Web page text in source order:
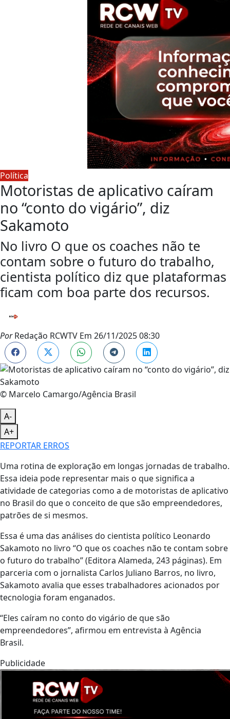
Política
Motoristas de aplicativo caíram
no “conto do vigário”, diz
Sakamoto
No livro O que os coaches não te
contam sobre o futuro do trabalho,
cientista político diz que plataformas
ficam com boa parte dos recursos.
PorRedação RCWTV Em 26/11/2025 08:30
© Marcelo Camargo/Agência Brasil
A-
A+
REPORTAR ERROS
Uma rotina de exploração em longas jornadas de trabalho.
Essa ideia pode representar mais o que significa a
atividade de categorias como a de motoristas de aplicativo
no Brasil do que o conceito de que são empreendedores,
patrões de si mesmos.
Essa é uma das análises do cientista político Leonardo
Sakamoto no livro “O que os coaches não te contam sobre
o futuro do trabalho” (Editora Alameda, 243 páginas). Em
parceria com o jornalista Carlos Juliano Barros, no livro,
Sakamoto avalia que esses trabalhadores acionados por
tecnologia foram enganados.
“Eles caíram no conto do vigário de que são
empreendedores”, afirmou em entrevista à Agência
Brasil.
Publicidade